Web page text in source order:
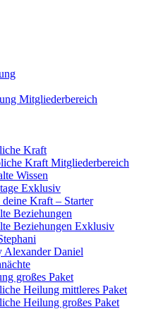
Mitgliederbereich
Kraft
Kraft Mitgliederbereich
Wissen
Exklusiv
Kraft – Starter
Beziehungen
Beziehungen Exklusiv
Alexander Daniel
großes Paket
Heilung mittleres Paket
Heilung großes Paket